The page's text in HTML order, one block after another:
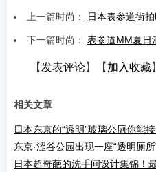
上一篇时尚： 日本表参道街
下一篇时尚： 表参道MM夏日
【 发表评论】【 加入收藏
相关文章
日本东京的“透明”玻璃公厕你能
东京·涩谷公园出现一座“透明厕
日本超奇葩的洗手间设计集锦！